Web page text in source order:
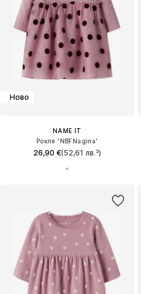
Ново
NAME IT
Рокля 'NBFNagina'
26,90 €(52,61 лв.³)